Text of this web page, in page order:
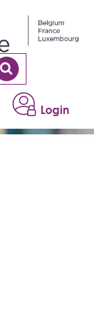
Login